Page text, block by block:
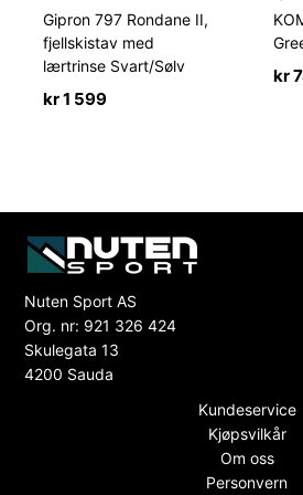
Gipron 797 Rondane II,
fjellskistav med
lærtrinse Svart/Sølv
kr1 599
kr
Nuten Sport AS
Org. nr: 921 326 424
Skulegata 13
4200 Sauda
Kundeservice
Kjøpsvilkår
Om oss
Personvern